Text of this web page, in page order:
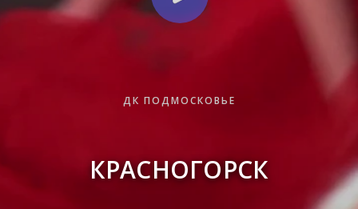
ДК ПОДМОСКОВЬЕ
КРАСНОГОРСК